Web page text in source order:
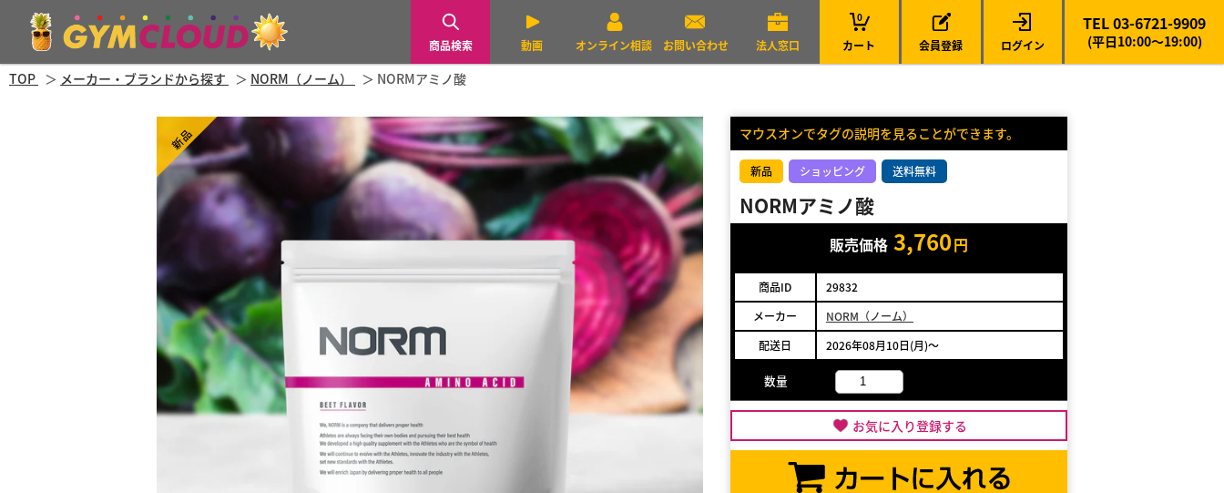
商品検索 動画 オンライン相談 お問い合わせ 法人窓口 カート
0
会員登録 ログイン
TEL 03-6721-9909
(平日10:00～19:00)
TOP メーカー・ブランドから探す NORM（ノーム） NORMアミノ酸
新品 マウスオンでタグの説明を見ることができます。
新品 ショッピング 送料無料
NORMアミノ酸
販売価格 3,760円
商品ID
29832
メーカー
NORM（ノーム）
配送日
2026年08月10日(月)～
数量
お気に入り登録する